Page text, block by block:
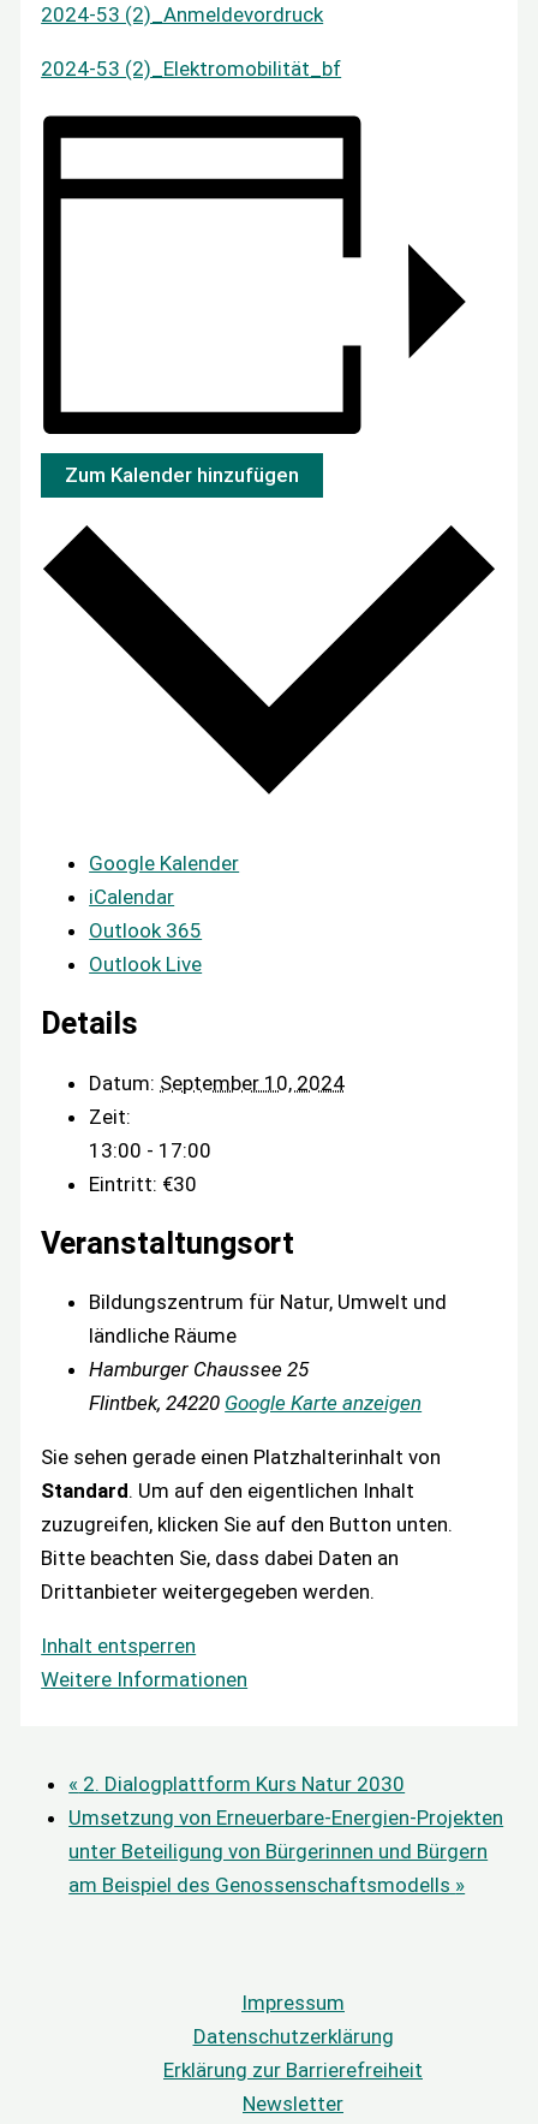
2024-53 (2)_Anmeldevordruck
2024-53 (2)_Elektromobilität_bf
Zum Kalender hinzufügen
Google Kalender
iCalendar
Outlook 365
Outlook Live
Details
Datum: September 10, 2024
Zeit:
13:00 - 17:00
Eintritt: €30
Veranstaltungsort
Bildungszentrum für Natur, Umwelt und
ländliche Räume
Hamburger Chaussee 25
Flintbek, 24220 Google Karte anzeigen
Sie sehen gerade einen Platzhalterinhalt von
Standard. Um auf den eigentlichen Inhalt
zuzugreifen, klicken Sie auf den Button unten.
Bitte beachten Sie, dass dabei Daten an
Drittanbieter weitergegeben werden.
Inhalt entsperren
Weitere Informationen
« 2. Dialogplattform Kurs Natur 2030
Umsetzung von Erneuerbare-Energien-Projekten
unter Beteiligung von Bürgerinnen und Bürgern
am Beispiel des Genossenschaftsmodells »
Impressum
Datenschutzerklärung
Erklärung zur Barrierefreiheit
Newsletter